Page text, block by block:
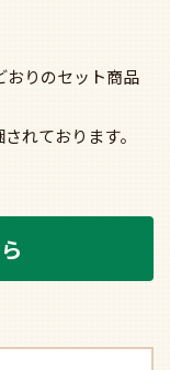
おりのセット商品
れております。